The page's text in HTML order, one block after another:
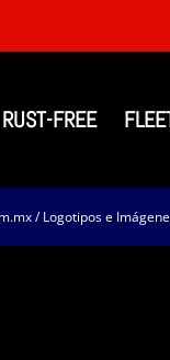
RUST-FREE
/ Logotipos e